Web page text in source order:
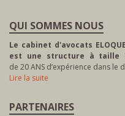
QUI SOMMES NOUS
Le cabinet d'avocats
est une structure à taille
de 20 ANS d’expérience dans le
Lire la suite
PARTENAIRES